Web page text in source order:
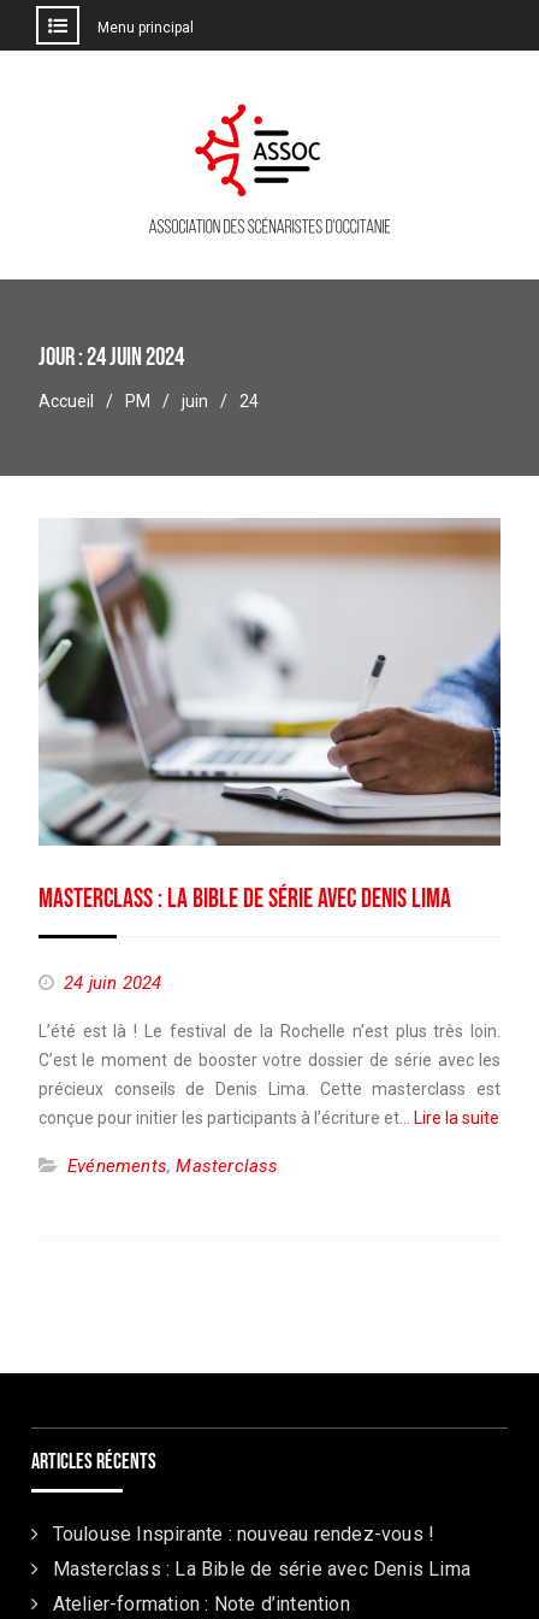
Menu principal
Jour :24 juin 2024
Accueil PM juin 24
Masterclass : La Bible de série avec Denis Lima
24 juin 2024
L’été est là ! Le festival de la Rochelle n’est plus très loin.
C’est le moment de booster votre dossier de série avec les
précieux conseils de Denis Lima. Cette masterclass est
conçue pour initier les participants à l’écriture et…
Lire la suite
Evénements,Masterclass
Articles récents
Toulouse Inspirante : nouveau rendez-vous !
Masterclass : La Bible de série avec Denis Lima
Atelier-formation : Note d’intention